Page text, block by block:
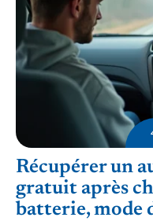
Récupérer un
gratuit après
batterie, mode